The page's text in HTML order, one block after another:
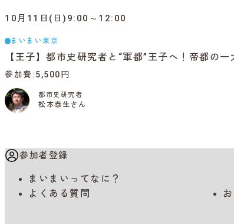
10月11日(日)9:00～12:00
まいまい東京
【王子】都市史研究者と“軍都”王子へ！帝都の
参加費 5,500円
都市史研究者
松本泰生さん
参加者登録
まいまいってなに？
よくある質問